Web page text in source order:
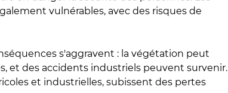
vulnérables, avec des risques de
s'aggravent : la végétation peut
et des accidents industriels peuvent survenir.
et industrielles, subissent des pertes